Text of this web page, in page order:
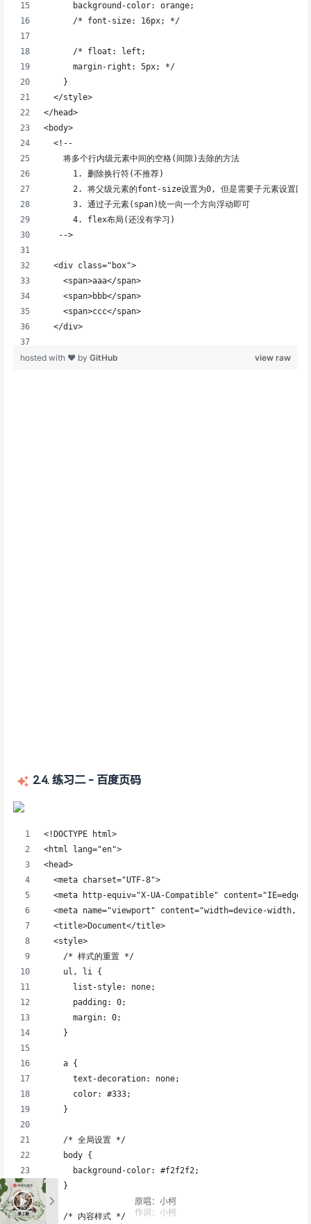
2.4. 练习二 - 百度页码
原唱：小柯
作词：小柯